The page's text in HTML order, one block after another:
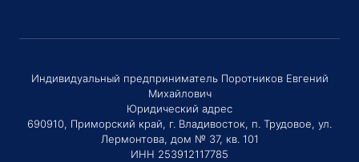
Индивидуальный предприниматель Поротников Евгений
Михайлович
Юридический адрес
690910, Приморский край, г. Владивосток, п. Трудовое, ул.
Лермонтова, дом № 37, кв. 101
ИНН 253912117785